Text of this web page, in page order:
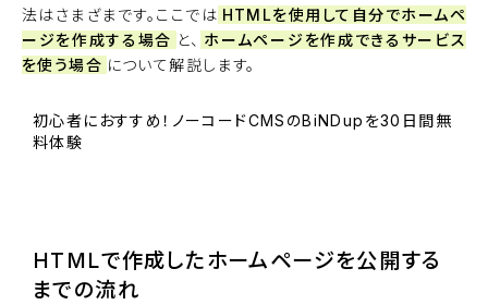
法はさまざまです。ここでは HTMLを使用して自分でホームペ
ージを作成する場合 と、 ホームページを作成できるサービス
を使う場合 について解説します。
初心者におすすめ！ノーコードCMSのBiNDupを30日間無
料体験
HTMLで作成したホームページを公開する
までの流れ